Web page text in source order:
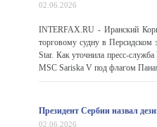
02.06.2026
INTERFAX.RU - Иранский
торговому судну в
Star. Как уточнила пресс-
MSC Sariska V под флагом
Президент Сербии назвал
02.06.2026